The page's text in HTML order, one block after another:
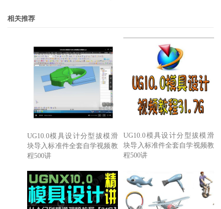
相关推荐
UG10.0模具设计分型拔模滑
块导入标准件全套自学视频教
程500讲
UG10.0模具设计分型拔模滑
块导入标准件全套自学视频教
程500讲